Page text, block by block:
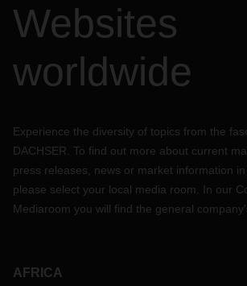
Websites
worldwide
Experience the diversity of topics from the
DACHSER. To find out more about current
press releases, news or market information in
please select your local media room. In our
Mediaroom you will find the general
AFRICA